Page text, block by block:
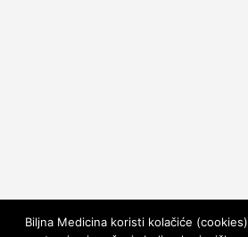
Biljna Medicina koristi kolačiće